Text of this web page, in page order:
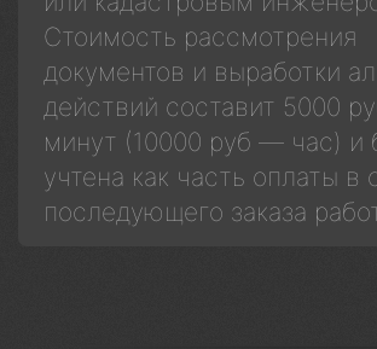
Стоимость рассмотрения
документов и выработки
действий составит 5000
минут (10000 руб — час) и
учтена как часть оплаты в
последующего заказа